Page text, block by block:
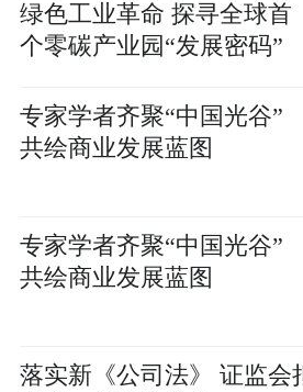
绿色工业革命 探寻全球首
个零碳产业园“发展密码”
专家学者齐聚“中国光谷”
共绘商业发展蓝图
专家学者齐聚“中国光谷”
共绘商业发展蓝图
落实新《公司法》 证监会